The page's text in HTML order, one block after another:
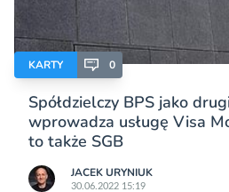
KARTY 0
Spółdzielczy BPS jako
wprowadza usługę Visa
to także SGB
JACEK URYNIUK
30.06.2022 15:19